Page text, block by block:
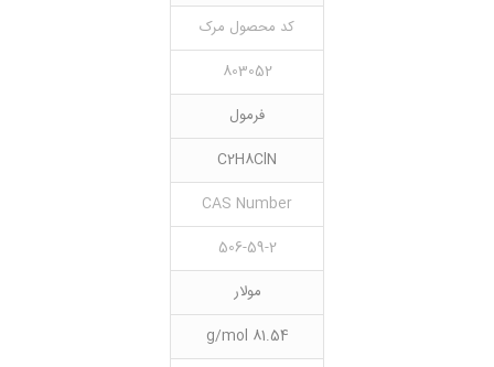
کد محصول مرک
803052
فرمول
C2H8ClN
CAS Number
506-59-2
مولار
81.54 g/mol